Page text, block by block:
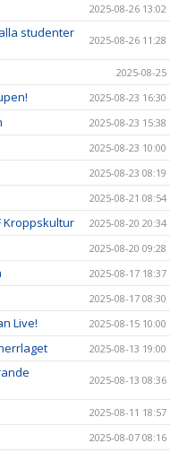
2025-08-26 13:02
studenter
2025-08-26 11:28
2025-08-25
2025-08-23 16:30
2025-08-23 15:38
2025-08-23 10:00
2025-08-23 08:19
2025-08-21 08:54
Kroppskultur 2025-08-20 20:34
2025-08-20 09:28
2025-08-17 18:37
2025-08-17 08:30
Live! 2025-08-15 10:00
2025-08-13 19:00
2025-08-13 08:36
2025-08-11 18:57
2025-08-07 08:16